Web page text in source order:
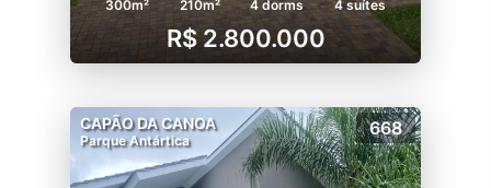
300m² 210m² 4 dorms 4 suítes
R$ 2.800.000
CAPÃO DA CANOA
Parque Antártica
668